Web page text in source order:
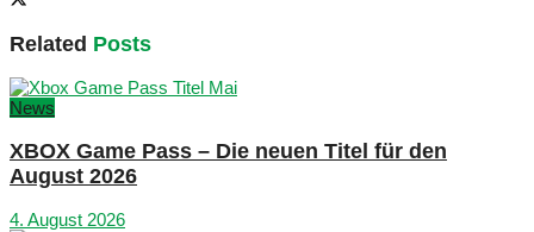
Related Posts
News
XBOX Game Pass – Die neuen Titel für den
August 2026
4. August 2026